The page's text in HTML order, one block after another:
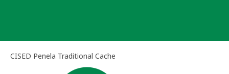
CISED Penela Traditional Cache